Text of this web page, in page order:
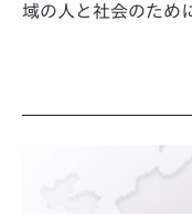
域の人と社会のため